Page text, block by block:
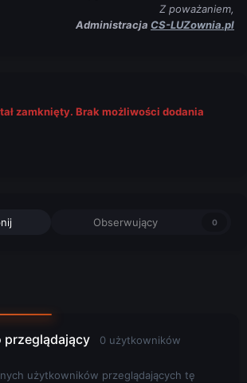
Z poważaniem,
Administracja CS-LUZownia.pl
zamknięty. Brak możliwości dodania
Obserwujący 0
przeglądający 0 użytkowników
użytkowników przeglądających tę